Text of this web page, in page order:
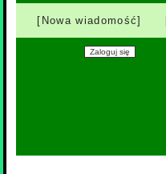
[Nowa wiadomość]